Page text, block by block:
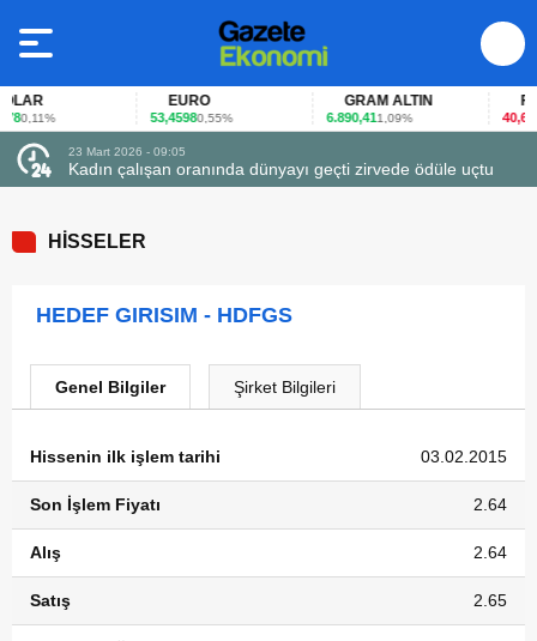
0,11%
EURO
53,45980,55%
GRAM ALTIN
6.890,411,09%
FAİZ
40,65-
23 Mart 2026 - 09:05
Kadın çalışan oranında dünyayı geçti zirvede ödüle uçtu
HİSSELER
HEDEF GIRISIM - HDFGS
Genel Bilgiler Şirket Bilgileri
Hissenin ilk işlem tarihi 03.02.2015
Son İşlem Fiyatı 2.64
Alış 2.64
Satış 2.65